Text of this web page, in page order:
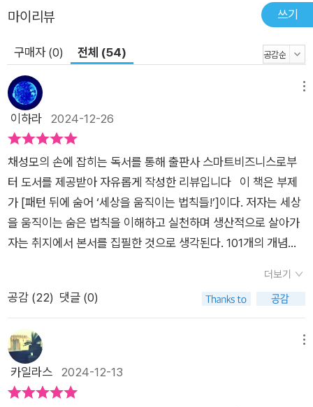
마이리뷰 쓰기
구매자 (0) 전체 (54)
이하라 2024-12-26
채성모의 손에 잡히는 독서를 통해 출판사 스마트비즈니스로부
터 도서를 제공받아 자유롭게 작성한 리뷰입니다 이 책은 부제
가 [패턴 뒤에 숨어 ‘세상을 움직이는 법칙들!’]이다. 저자는 세상
을 움직이는 숨은 법칙을 이해하고 실천하며 생산적으로 살아가
자는 취지에서 본서를 집필한 것으로 생각된다. 101개의 개념으
양!’]과 [살아가는 데 힘이 되는 ‘생산적 교양!’]으로 각 10개씩 분
류해서 순환하기 때문이다. 실천과 생산을 강조하는 까닭은 바로
저자는 “어느 분야든 깊이 공부하면 법칙, 즉 ‘모든 사물과 현상
의 원인과 결과 사이에 내재하는 보편적, 필연적인 불변의 관
계’가 보인다고 한다”는 말로 서두를 꺼낸다. 그리고 “필연적인
더보기
공감 (22) 댓글 (0)
카일라스 2024-12-13